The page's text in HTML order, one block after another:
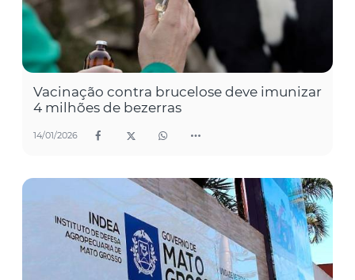
Vacinação contra brucelose deve imunizar
4 milhões de bezerras
14/01/2026